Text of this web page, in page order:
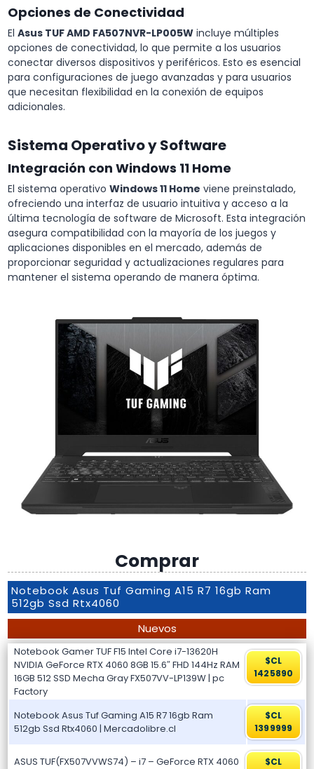
Opciones de Conectividad
El Asus TUF AMD FA507NVR-LP005W incluye múltiples
opciones de conectividad, lo que permite a los usuarios
conectar diversos dispositivos y periféricos. Esto es esencial
para configuraciones de juego avanzadas y para usuarios
que necesitan flexibilidad en la conexión de equipos
adicionales.
Sistema Operativo y Software
Integración con Windows 11 Home
El sistema operativo Windows 11 Home viene preinstalado,
ofreciendo una interfaz de usuario intuitiva y acceso a la
última tecnología de software de Microsoft. Esta integración
asegura compatibilidad con la mayoría de los juegos y
aplicaciones disponibles en el mercado, además de
proporcionar seguridad y actualizaciones regulares para
mantener el sistema operando de manera óptima.
Comprar
Notebook Asus Tuf Gaming A15 R7 16gb Ram
512gb Ssd Rtx4060
Nuevos
Notebook Gamer TUF F15 Intel Core i7-13620H
NVIDIA GeForce RTX 4060 8GB 15.6″ FHD 144Hz RAM
16GB 512 SSD Mecha Gray FX507VV-LP139W | pc
Factory
$CL
1425890
Notebook Asus Tuf Gaming A15 R7 16gb Ram
512gb Ssd Rtx4060 | Mercadolibre.cl
$CL
1399999
ASUS TUF(FX507VVWS74) – i7 – GeForce RTX 4060
$CL